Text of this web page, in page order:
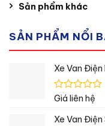
Sản phẩm khác
SẢN PHẨM NỔI
Xe Van
Được
hạng
Giá liên hệ
Xe Van Điện